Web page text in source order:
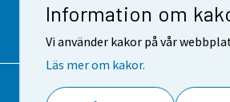
Information om
Vi använder kakor på vår
Läs mer om kakor.